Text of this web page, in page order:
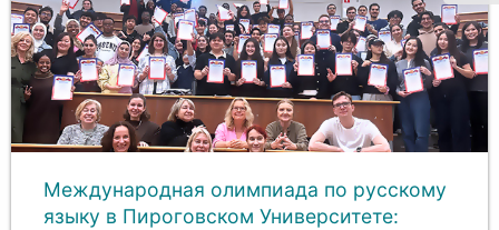
Международная олимпиада по русскому
языку в Пироговском Университете: